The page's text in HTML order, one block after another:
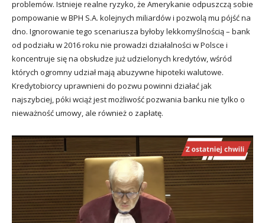
problemów. Istnieje realne ryzyko, że Amerykanie odpuszczą sobie
pompowanie w BPH S.A. kolejnych miliardów i pozwolą mu pójść na
dno. Ignorowanie tego scenariusza byłoby lekkomyślnością – bank
od podziału w 2016 roku nie prowadzi działalności w Polsce i
koncentruje się na obsłudze już udzielonych kredytów, wśród
których ogromny udział mają abuzywne hipoteki walutowe.
Kredytobiorcy uprawnieni do pozwu powinni działać jak
najszybciej, póki wciąż jest możliwość pozwania banku nie tylko o
nieważność umowy, ale również o zapłatę.